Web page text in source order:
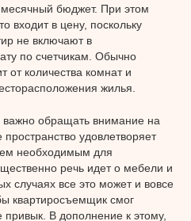
бюджет. При этом
входит в цену, поскольку
не включают в
по счетчикам. Обычно
от количества комнат и
жилья.
обращать внимание на
удовлетворяет
необходимым для
речь идет о мебели и
случаях все это может и вовсе
квартиросъемщик смог
привык. В дополнение к этому,